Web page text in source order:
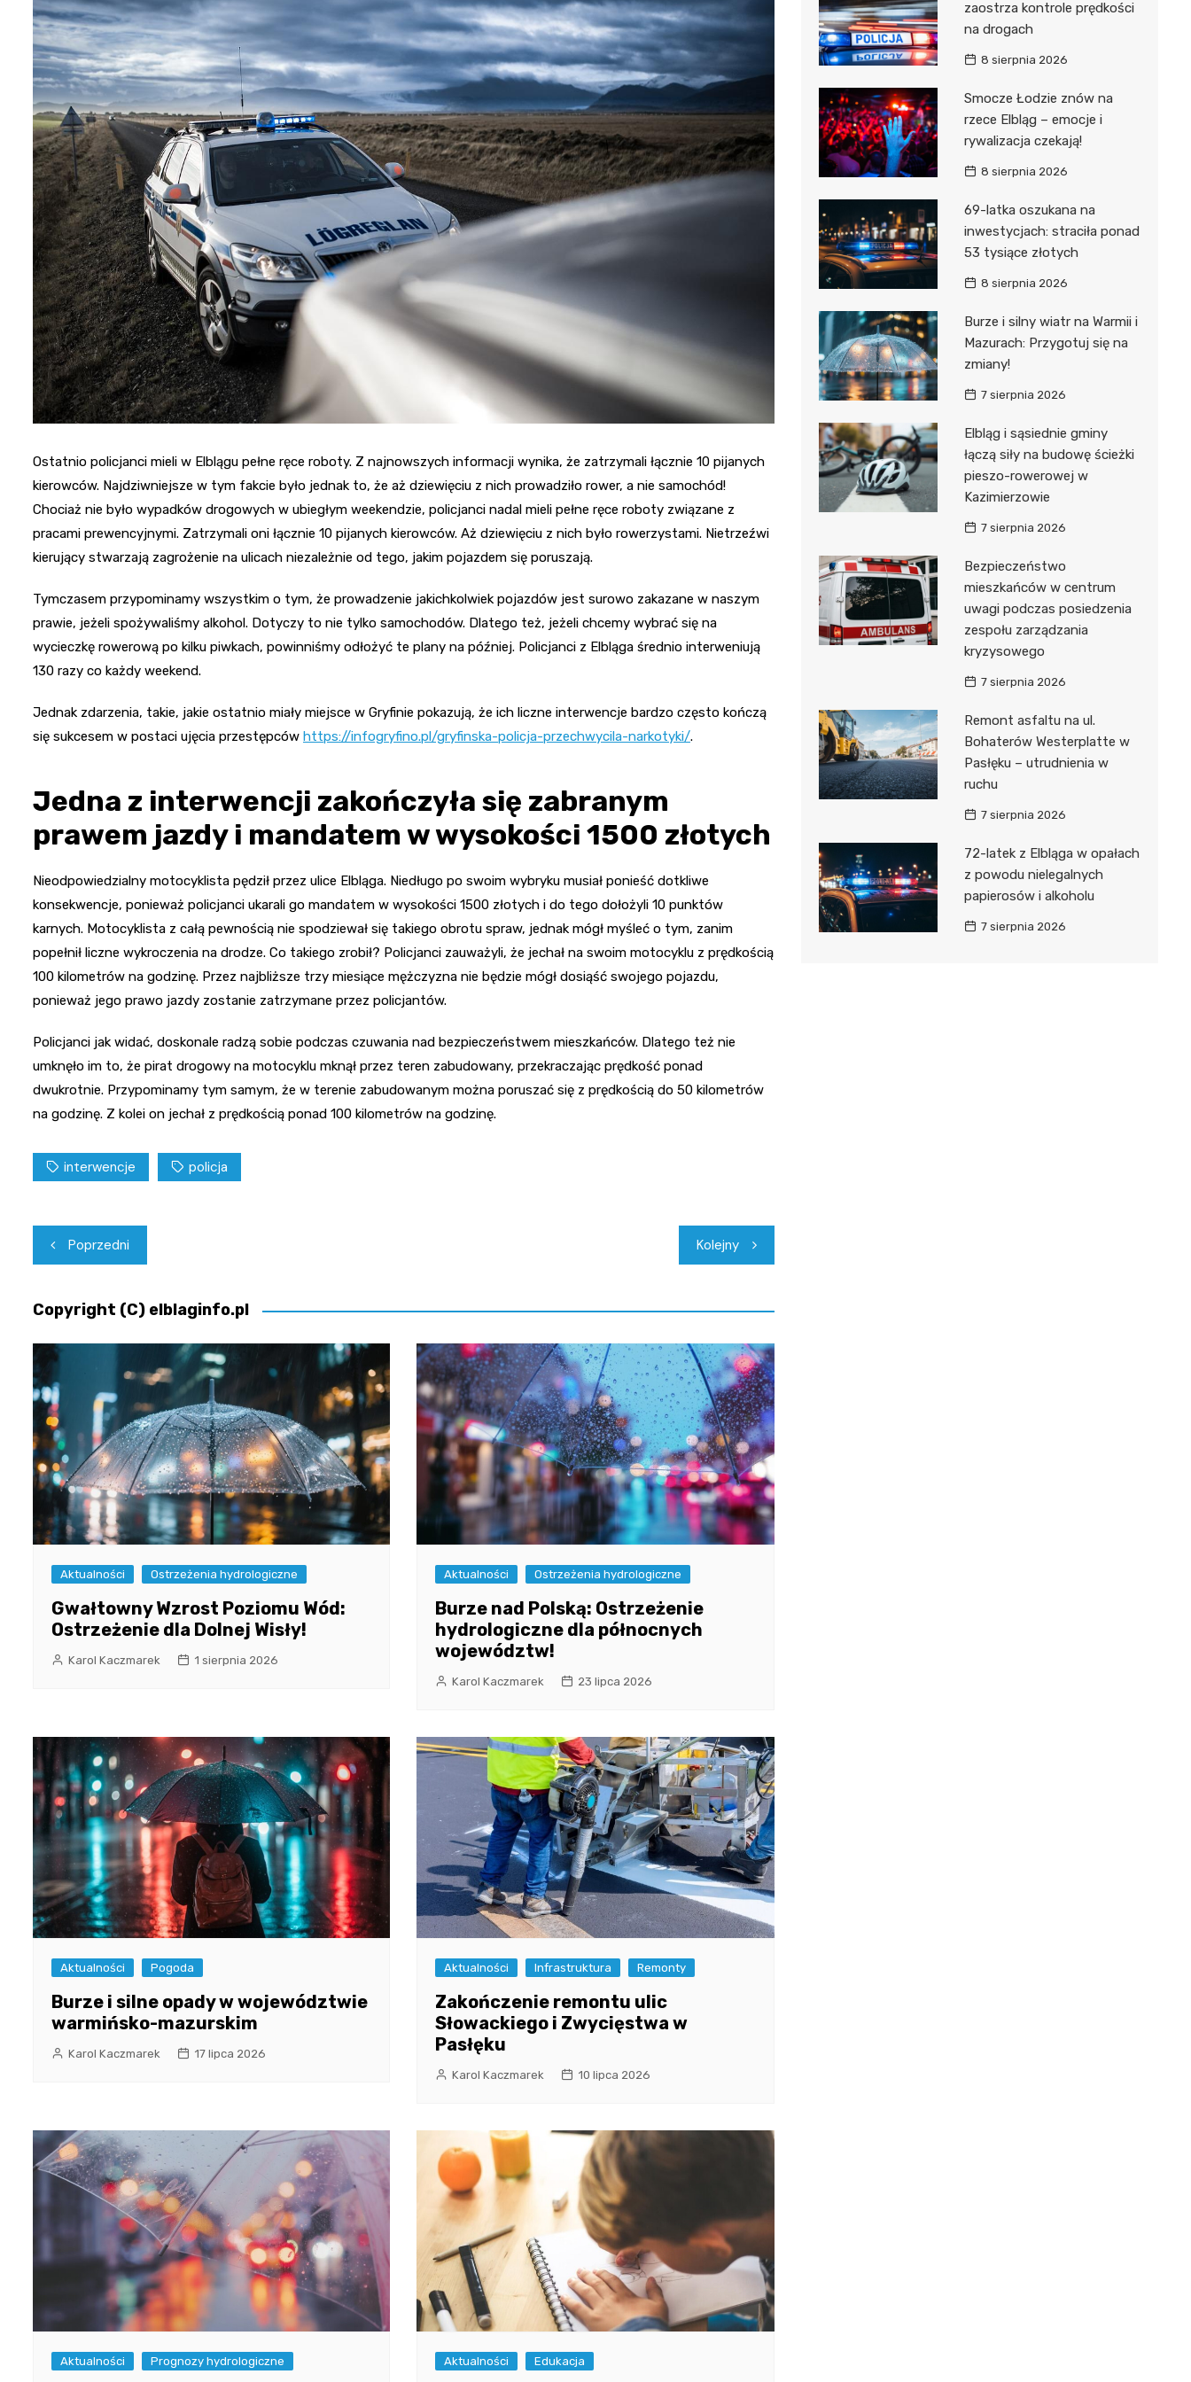
Fryzjer
Poczta
Kino
Ostatnio policjanci mieli w Elblągu pełne ręce roboty. Z najnowszych informacji wynika, że zatrzymali łącznie 10 pijanych
kierowców. Najdziwniejsze w tym fakcie było jednak to, że aż dziewięciu z nich prowadziło rower, a nie samochód!
Chociaż nie było wypadków drogowych w ubiegłym weekendzie, policjanci nadal mieli pełne ręce roboty związane z
pracami prewencyjnymi. Zatrzymali oni łącznie 10 pijanych kierowców. Aż dziewięciu z nich było rowerzystami. Nietrzeźwi
kierujący stwarzają zagrożenie na ulicach niezależnie od tego, jakim pojazdem się poruszają.
Tymczasem przypominamy wszystkim o tym, że prowadzenie jakichkolwiek pojazdów jest surowo zakazane w naszym
prawie, jeżeli spożywaliśmy alkohol. Dotyczy to nie tylko samochodów. Dlatego też, jeżeli chcemy wybrać się na
wycieczkę rowerową po kilku piwkach, powinniśmy odłożyć te plany na później. Policjanci z Elbląga średnio interweniują
130 razy co każdy weekend.
Jednak zdarzenia, takie, jakie ostatnio miały miejsce w Gryfinie pokazują, że ich liczne interwencje bardzo często kończą
się sukcesem w postaci ujęcia przestępców https://infogryfino.pl/gryfinska-policja-przechwycila-narkotyki/.
Jedna z interwencji zakończyła się zabranym
prawem jazdy i mandatem w wysokości 1500 złotych
Nieodpowiedzialny motocyklista pędził przez ulice Elbląga. Niedługo po swoim wybryku musiał ponieść dotkliwe
konsekwencje, ponieważ policjanci ukarali go mandatem w wysokości 1500 złotych i do tego dołożyli 10 punktów
karnych. Motocyklista z całą pewnością nie spodziewał się takiego obrotu spraw, jednak mógł myśleć o tym, zanim
popełnił liczne wykroczenia na drodze. Co takiego zrobił? Policjanci zauważyli, że jechał na swoim motocyklu z prędkością
100 kilometrów na godzinę. Przez najbliższe trzy miesiące mężczyzna nie będzie mógł dosiąść swojego pojazdu,
ponieważ jego prawo jazdy zostanie zatrzymane przez policjantów.
Policjanci jak widać, doskonale radzą sobie podczas czuwania nad bezpieczeństwem mieszkańców. Dlatego też nie
umknęło im to, że pirat drogowy na motocyklu mknął przez teren zabudowany, przekraczając prędkość ponad
dwukrotnie. Przypominamy tym samym, że w terenie zabudowanym można poruszać się z prędkością do 50 kilometrów
na godzinę. Z kolei on jechał z prędkością ponad 100 kilometrów na godzinę.
interwencje policja
Nawigacja
wpisu
Poprzedni Kolejny
Copyright (C) elblaginfo.pl
Aktualności Ostrzeżenia hydrologiczne
Gwałtowny Wzrost Poziomu Wód:
Ostrzeżenie dla Dolnej Wisły!
Karol Kaczmarek 1 sierpnia 2026
Aktualności Ostrzeżenia hydrologiczne
Burze nad Polską: Ostrzeżenie
hydrologiczne dla północnych
województw!
Karol Kaczmarek 23 lipca 2026
Aktualności Pogoda
Burze i silne opady w województwie
warmińsko-mazurskim
Karol Kaczmarek 17 lipca 2026
Aktualności Infrastruktura Remonty
Zakończenie remontu ulic
Słowackiego i Zwycięstwa w
Pasłęku
Karol Kaczmarek 10 lipca 2026
Aktualności Prognozy hydrologiczne Aktualności Edukacja
zaostrza kontrole prędkości
na drogach
8 sierpnia 2026
Smocze Łodzie znów na
rzece Elbląg – emocje i
rywalizacja czekają!
8 sierpnia 2026
69-latka oszukana na
inwestycjach: straciła ponad
53 tysiące złotych
8 sierpnia 2026
Burze i silny wiatr na Warmii i
Mazurach: Przygotuj się na
zmiany!
7 sierpnia 2026
Elbląg i sąsiednie gminy
łączą siły na budowę ścieżki
pieszo-rowerowej w
Kazimierzowie
7 sierpnia 2026
Bezpieczeństwo
mieszkańców w centrum
uwagi podczas posiedzenia
zespołu zarządzania
kryzysowego
7 sierpnia 2026
Remont asfaltu na ul.
Bohaterów Westerplatte w
Pasłęku – utrudnienia w
ruchu
7 sierpnia 2026
72-latek z Elbląga w opałach
z powodu nielegalnych
papierosów i alkoholu
7 sierpnia 2026